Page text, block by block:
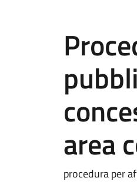
area
procedura per